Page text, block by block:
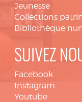
Jeunesse
Collections
Bibliothèque
SUIVEZ
Facebook
Instagram
Youtube